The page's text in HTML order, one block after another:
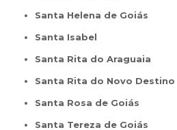
Santa Helena de Goiás
Santa Isabel
Santa Rita do Araguaia
Santa Rita do Novo Destino
Santa Rosa de Goiás
Santa Tereza de Goiás